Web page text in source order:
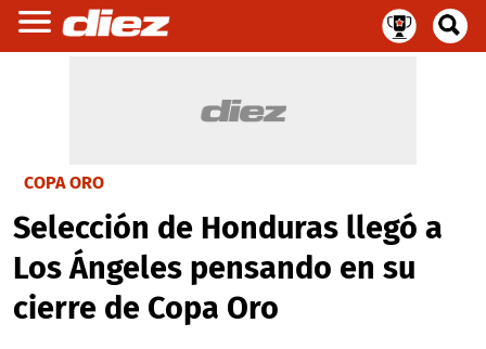
COPA ORO
Selección de Honduras llegó a
Los Ángeles pensando en su
cierre de Copa Oro